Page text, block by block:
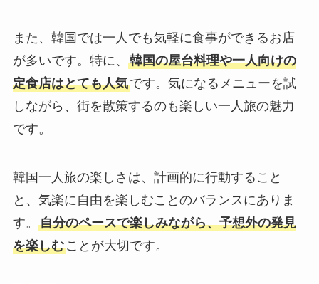
また、韓国では一人でも気軽に食事ができるお店
が多いです。特に、 韓国の屋台料理や一人向けの
定食店はとても人気です。気になるメニューを試
しながら、街を散策するのも楽しい一人旅の魅力
です。
韓国一人旅の楽しさは、計画的に行動すること
と、気楽に自由を楽しむことのバランスにありま
す。 自分のペースで楽しみながら、予想外の発見
を楽しむことが大切です。